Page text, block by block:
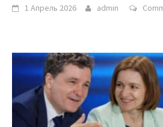
1 Апрель 2026 admin